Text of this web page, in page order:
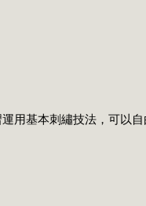
用基本刺繡技法，可以